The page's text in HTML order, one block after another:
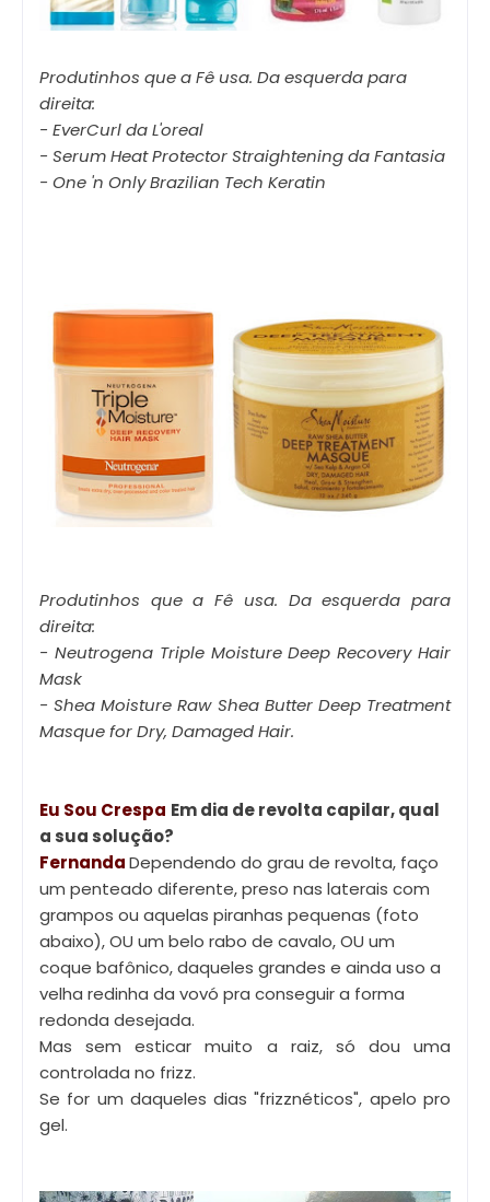
Produtinhos que a Fê usa. Da esquerda para
direita:
- EverCurl da L'oreal
- Serum Heat Protector Straightening da Fantasia
- One 'n Only Brazilian Tech Keratin
Produtinhos que a Fê usa. Da esquerda para
direita:
- Neutrogena Triple Moisture Deep Recovery Hair
Mask
- Shea Moisture Raw Shea Butter Deep Treatment
Masque for Dry, Damaged Hair.
Eu Sou Crespa Em dia de revolta capilar, qual
a sua solução?
FernandaDependendo do grau de revolta, faço
um penteado diferente, preso nas laterais com
grampos ou aquelas piranhas pequenas (foto
abaixo), OU um belo rabo de cavalo, OU um
coque bafônico, daqueles grandes e ainda uso a
velha redinha da vovó pra conseguir a forma
redonda desejada.
Mas sem esticar muito a raiz, só dou uma
controlada no frizz.
Se for um daqueles dias "frizznéticos", apelo pro
gel.